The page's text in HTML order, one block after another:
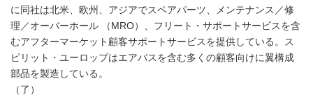
に同社は北米、欧州、アジアでスペアパーツ、メンテナンス／修
理／オーバーホール （MRO）、フリート・サポートサービスを含
むアフターマーケット顧客サポートサービスを提供している。ス
ピリット・ユーロップはエアバスを含む多くの顧客向けに翼構成
部品を製造している。
（了）